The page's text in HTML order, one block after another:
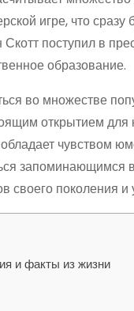
игре, что
поступил в
образование.
во множестве
открытием
чувством
запоминающимся
своего поколения
и факты из жизни